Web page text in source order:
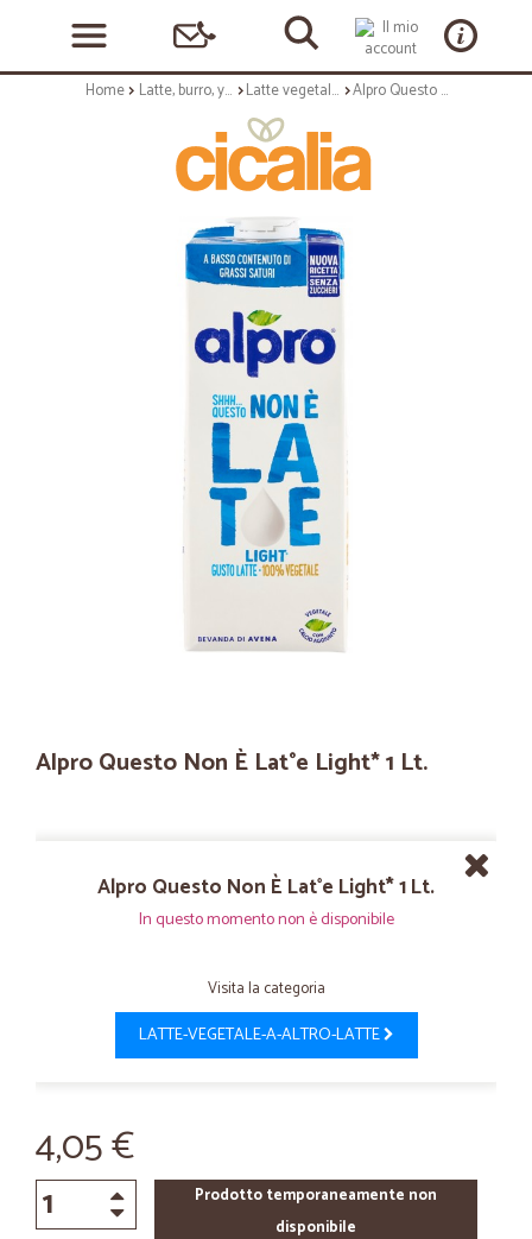
Home Latte, burro, yogurt Latte vegetale e altro latte Alpro Questo Non È Lat°e Light* 1 Lt.
Alpro Questo Non È Lat°e Light* 1 Lt.
Alpro Questo Non È Lat°e Light* 1 Lt.
In questo momento non è disponibile
Visita la categoria
LATTE-VEGETALE-A-ALTRO-LATTE
4,05 €
Prodotto temporaneamente non
disponibile